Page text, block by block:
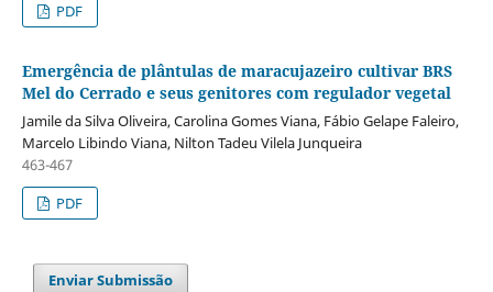
PDF
Emergência de plântulas de maracujazeiro cultivar BRS
Mel do Cerrado e seus genitores com regulador vegetal
Jamile da Silva Oliveira, Carolina Gomes Viana, Fábio Gelape Faleiro,
Marcelo Libindo Viana, Nilton Tadeu Vilela Junqueira
463-467
PDF
Enviar Submissão